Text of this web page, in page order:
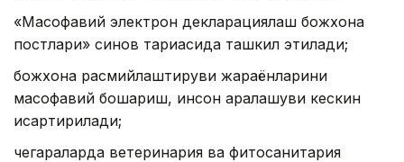
«Масофавий электрон декларациялаш божхона
постлари» синов тариқасида ташкил этилади;
божхона расмийлаштируви жараёнларини
масофавий бошқариш, инсон аралашуви кескин
қисқартирилади;
чегараларда ветеринария ва фитосанитария